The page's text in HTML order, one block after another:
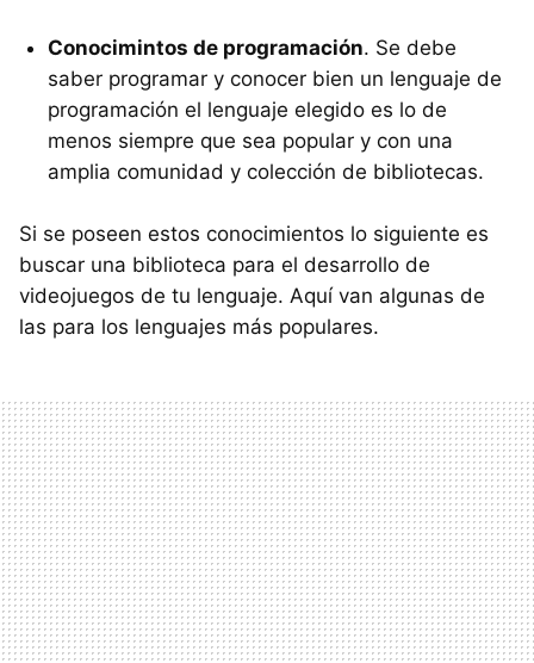
Conocimintos de programación. Se debe
saber programar y conocer bien un lenguaje de
programación el lenguaje elegido es lo de
menos siempre que sea popular y con una
amplia comunidad y colección de bibliotecas.
Si se poseen estos conocimientos lo siguiente es
buscar una biblioteca para el desarrollo de
videojuegos de tu lenguaje. Aquí van algunas de
las para los lenguajes más populares.